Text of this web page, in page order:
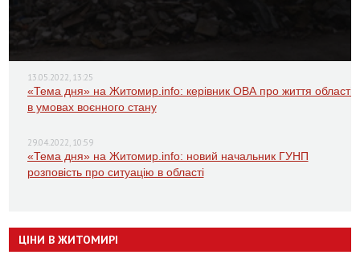
13.05.2022, 13:25
«Тема дня» на Житомир.info: керівник ОВА про життя області
в умовах воєнного стану
29.04.2022, 10:59
«Тема дня» на Житомир.info: новий начальник ГУНП
розповість про ситуацію в області
ЦІНИ В ЖИТОМИРІ